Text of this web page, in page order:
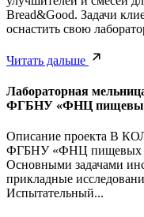
Bread&Good. Задачи
оснастить свою
Читать дальше
Лабораторная
ФГБНУ «ФНЦ пищевых
Описание проекта В
ФГБНУ «ФНЦ пищевых
Основными задачами
прикладные
Испытательный...